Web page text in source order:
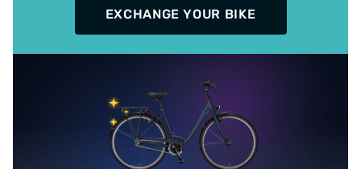
EXCHANGE YOUR BIKE